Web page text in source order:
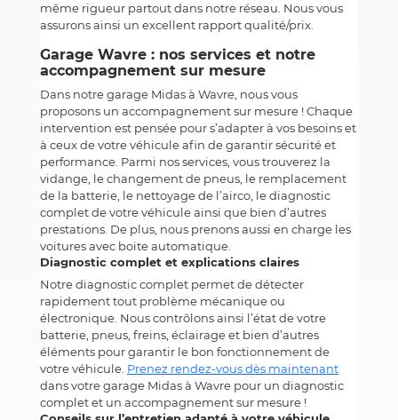
même rigueur partout dans notre réseau. Nous vous
assurons ainsi un excellent rapport qualité/prix.
Garage Wavre : nos services et notre
accompagnement sur mesure
Dans notre garage Midas à Wavre, nous vous
proposons un accompagnement sur mesure ! Chaque
intervention est pensée pour s’adapter à vos besoins et
à ceux de votre véhicule afin de garantir sécurité et
performance. Parmi nos services, vous trouverez la
vidange, le changement de pneus, le remplacement
de la batterie, le nettoyage de l’airco, le diagnostic
complet de votre véhicule ainsi que bien d’autres
prestations. De plus, nous prenons aussi en charge les
voitures avec boite automatique.
Diagnostic complet et explications claires
Notre diagnostic complet permet de détecter
rapidement tout problème mécanique ou
électronique. Nous contrôlons ainsi l’état de votre
batterie, pneus, freins, éclairage et bien d’autres
éléments pour garantir le bon fonctionnement de
votre véhicule. Prenez rendez-vous dès maintenant
dans votre garage Midas à Wavre pour un diagnostic
complet et un accompagnement sur mesure !